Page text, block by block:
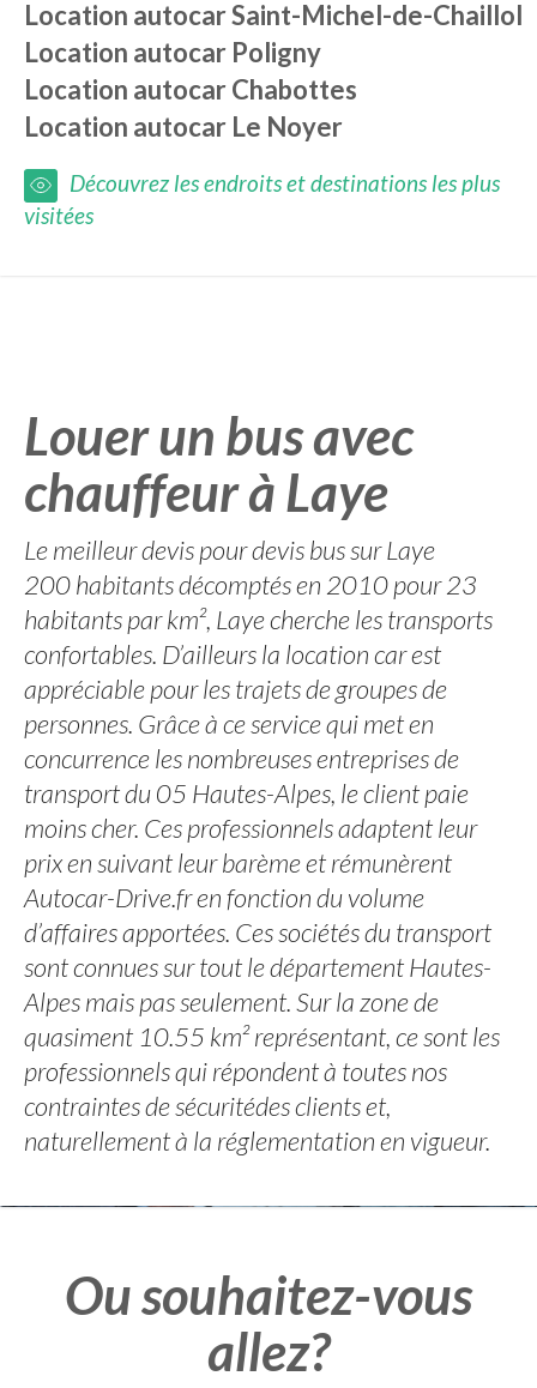
Location autocarSaint-Michel-de-Chaillol
Location autocar Poligny
Location autocarChabottes
Location autocar Le Noyer
Découvrez les endroits et destinations les plus
visitées
Louer un bus avec
chauffeur à Laye
Le meilleur devis pour devis bus sur Laye
200 habitants décomptés en 2010 pour 23
habitants par km², Laye cherche les transports
confortables. D’ailleurs la location car est
appréciable pour les trajets de groupes de
personnes. Grâce à ce service qui met en
concurrence les nombreuses entreprises de
transport du 05 Hautes-Alpes, le client paie
moins cher. Ces professionnels adaptent leur
prix en suivant leur barème et rémunèrent
Autocar-Drive.fr en fonction du volume
d’affaires apportées. Ces sociétés du transport
sont connues sur tout le département Hautes-
Alpes mais pas seulement. Sur la zone de
quasiment 10.55 km² représentant, ce sont les
professionnels qui répondent à toutes nos
contraintes de sécuritédes clients et,
naturellement à la réglementation en vigueur.
Ou souhaitez-vous
allez?